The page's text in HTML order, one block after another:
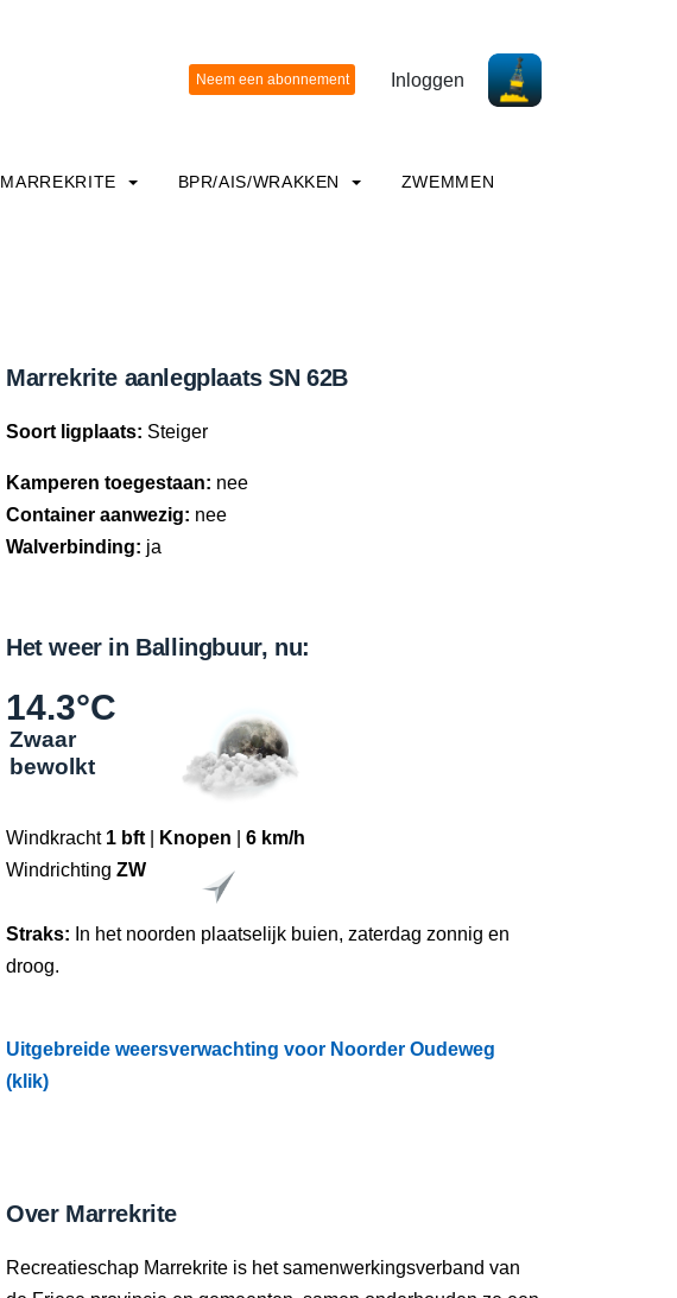
Inloggen
MARREKRITE BPR/AIS/WRAKKEN ZWEMMEN
Marrekrite aanlegplaats SN 62B
Soort ligplaats: Steiger
Kamperen toegestaan: nee
Container aanwezig: nee
Walverbinding: ja
Het weer in Ballingbuur, nu:
14.3°C
Zwaar
bewolkt
Windkracht 1 bft Knopen
6 km/h
Windrichting ZW
Straks: In het noorden plaatselijk buien, zaterdag zonnig en
droog.
Uitgebreide weersverwachting voor Noorder Oudeweg
(klik)
Over Marrekrite
Recreatieschap Marrekrite is het samenwerkingsverband van